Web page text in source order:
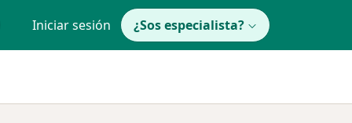
Iniciar sesión ¿Sos especialista?